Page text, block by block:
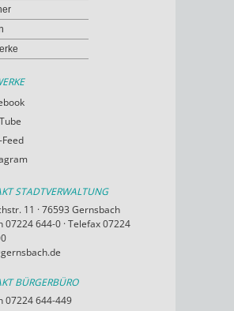
Feed
STADTVERWALTUNG
11 · 76593 Gernsbach
07224 644-0 · Telefax 07224
BÜRGERBÜRO
07224 644-449